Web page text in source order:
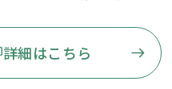
詳細はこちら